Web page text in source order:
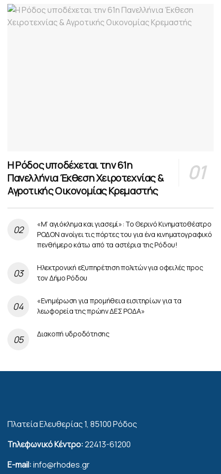
Η Ρόδος υποδέχεται την 61η
Πανελλήνια Έκθεση Χειροτεχνίας &
Αγροτικής Οικονομίας Κρεμαστής
«Μ’ αγιόκλημα και γιασεμί»: Το Θερινό Κινηματοθέατρο
ΡΟΔΟΝ ανοίγει τις πόρτες του για ένα κινηματογραφικό
πενθήμερο κάτω από τα αστέρια της Ρόδου!
Ηλεκτρονική εξυπηρέτηση πολιτών για οφειλές προς
τον Δήμο Ρόδου
«Ενημέρωση για προμήθεια εισιτηρίων για τα
λεωφορεία της πρώην ΔΕΣ ΡΟΔΑ»
Διακοπή υδροδότησης
Πλατεία Ελευθερίας 1, 85100 Ρόδος
Τηλεφωνικό Κέντρο:22413-61200
E-mail:info@rhodes.gr